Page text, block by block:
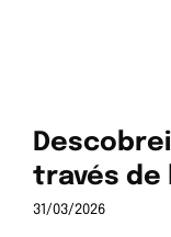
través de
31/03/2026